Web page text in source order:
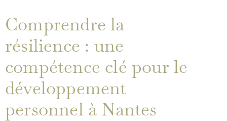
Comprendre la
résilience : une
compétence clé pour le
développement
personnel à Nantes